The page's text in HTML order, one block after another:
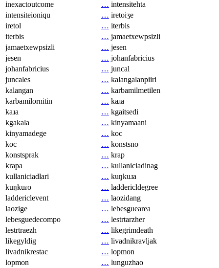
inexactoutcome
… intensitehta
intensiteioniqu
… iretoiʒe
iretol
… iterbis
iterbis
… jamaetxewpsizli
jamaetxewpsizli
… jesen
jesen
… johanfabricius
johanfabricius
… juncal
juncales
… kalangalanpiiri
kalangan
… karbamilmetilen
karbamilornitin
… kaɹa
kaɹa
… kgaitsedi
kgakala
… kinyamaani
kinyamadege
… koc
koc
… konstsno
konstsprak
… krap
krapa
… kullaniciadinag
kullaniciadlari
… kuŋkuɹa
kuŋkuɾo
… laddericldegree
laddericlevent
… laozidang
laozige
… lebesguearea
lebesguedecompo
… lestrtarzher
lestrtraezh
… likegrimdeath
likegyldig
… livadnikravljak
livadnikrestac
… lopmon
lopmon
… lunguzhao